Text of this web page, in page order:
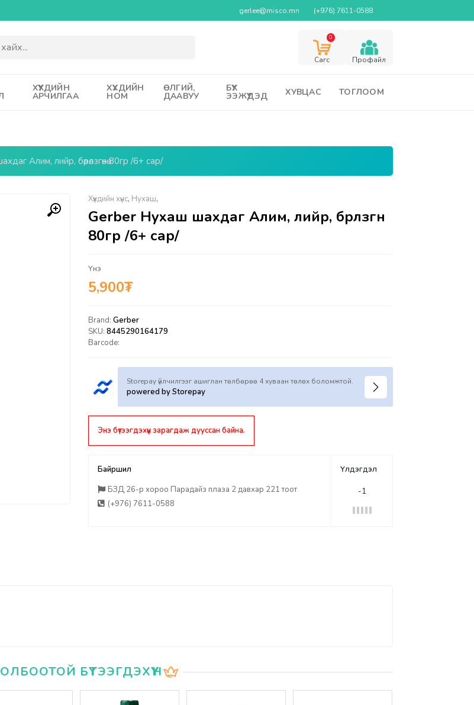
gerlee@misco.mn (+976) 7611-0588
0
Cагс Профайл
ХҮҮХДИЙН
АРЧИЛГАА
ХҮҮХДИЙН
НОМ
ӨЛГИЙ,
ДААВУУ
БҮХ
ЭЭЖҮҮДЭД ХУВЦАС ТОГЛООМ
Алим, лийр, бөөрөлзгөнө 80гр /6+ сар/
Хүүхдийн хүнс, Нухаш,
Gerber Нухаш шахдаг Алим, лийр, бөөрөлзгөнө
80гр /6+ сар/
Үнэ
5,900₮
Brand: Gerber
SKU: 8445290164179
Barcode:
Storepay үйлчилгээг ашиглан төлбөрөө 4 хуваан төлөх боломжтой.
powered by Storepay
Энэ бүтээгдэхүүн зарагдаж дууссан байна.
Байршил
БЗД 26-р хороо Парадайз плаза 2 давхар 221 тоот
(+976) 7611-0588
Үлдэгдэл
-1
БҮТЭЭГДЭХҮҮН